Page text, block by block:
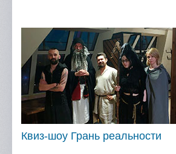
Квиз-шоу Грань реальности